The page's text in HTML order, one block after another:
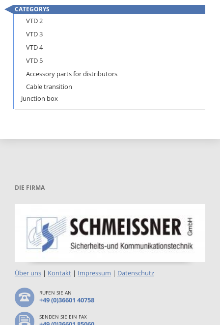
CATEGORYS
Skip
navigation
VTD 2
VTD 3
VTD 4
VTD 5
Accessory parts for distributors
Cable transition
Junction box
DIE FIRMA
Über uns| Kontakt| Impressum | Datenschutz
RUFEN SIE AN
+49 (0)36601 40758
SENDEN SIE EIN FAX